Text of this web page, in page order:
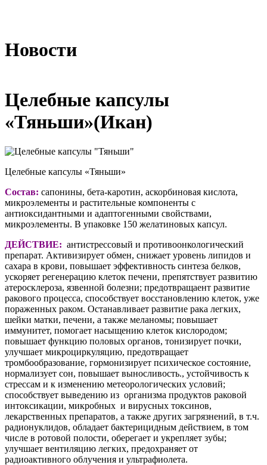
Новости
Целебные капсулы
«Тяньши»(Икан)
Целебные капсулы «Тяньши»
Состав: сапонины, бета-каротин, аскорбиновая кислота,
микроэлементы и растительные компоненты с
антиоксидантными и адаптогенными свойствами,
микроэлементы. В упаковке 150 желатиновых капсул.
ДЕЙСТВИЕ: антистрессовый и противоонкологический
препарат. Активизирует обмен, снижает уровень липидов и
сахара в крови, повышает эффективность синтеза белков,
ускоряет регенерацию клеток печени, препятствует развитию
атеросклероза, язвенной болезни; предотвращаент развитие
ракового процесса, способствует восстановлению клеток, уже
пораженных раком. Останавливает развитие рака легких,
шейки матки, печени, а также меланомы; повышает
иммунитет, помогает насыщению клеток кислородом;
повышает функцию половых органов, тонизирует почки,
улучшает микроциркуляцию, предотвращает
тромбообразование, гормонизирует психическое состояние,
нормализует сон, повышает выносливость., устойчивость к
стрессам и к изменению метеорологических условий;
способствует выведению из организма продуктов раковой
интоксикации, микробных и вирусных токсинов,
лекарственных препаратов, а также других загрязнений, в т.ч.
радионуклидов, обладает бактерицидным действием, в том
числе в ротовой полости, оберегает и укрепляет зубы;
улучшает вентиляцию легких, предохраняет от
радиоактивного облучения и ультрафиолета.